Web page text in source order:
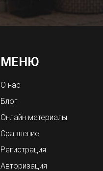
МЕНЮ
О нас
Блог
Онлайн материалы
Сравнение
Регистрация
Авторизация